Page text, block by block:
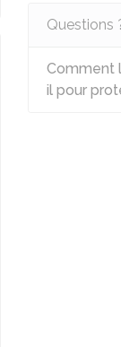
Questions
Comment
il pour